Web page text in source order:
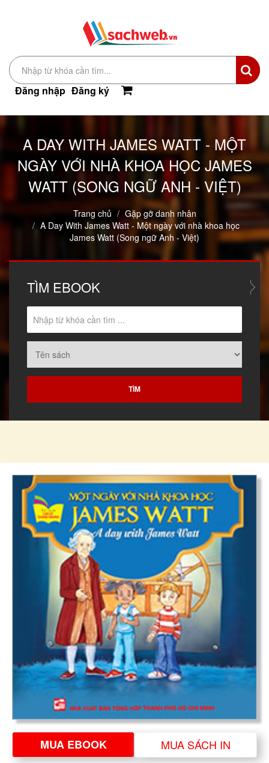
Đăng nhập Đăng ký
A DAY WITH JAMES WATT - MỘT
NGÀY VỚI NHÀ KHOA HỌC JAMES
WATT (SONG NGỮ ANH - VIỆT)
Trang chủ
Gặp gỡ danh nhân
A Day With James Watt - Một ngày với nhà khoa học
James Watt (Song ngữ Anh - Việt)
TÌM EBOOK
MUA EBOOK MUA SÁCH IN